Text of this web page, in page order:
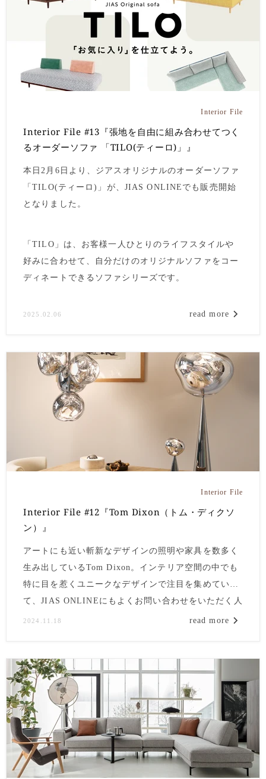
Interior File
Interior File #13『張地を自由に組み合わせてつく
るオーダーソファ 「TILO(ティーロ)」』
本日2月6日より、ジアスオリジナルのオーダーソファ
「TILO(ティーロ)」が、JIAS ONLINEでも販売開始
となりました。
「TILO」は、お客様一人ひとりのライフスタイルや
好みに合わせて、自分だけのオリジナルソファをコー
ディネートできるソファシリーズです。
2025.02.06 read more
Interior File
Interior File #12『Tom Dixon（トム・ディクソ
ン）』
アートにも近い斬新なデザインの照明や家具を数多く
生み出しているTom Dixon。 インテリア空間の中でも
特に目を惹くユニークなデザインで注目を集めてい
て、JIAS ONLINEにもよくお問い合わせをいただく人
気のブランドです。
2024.11.18 read more